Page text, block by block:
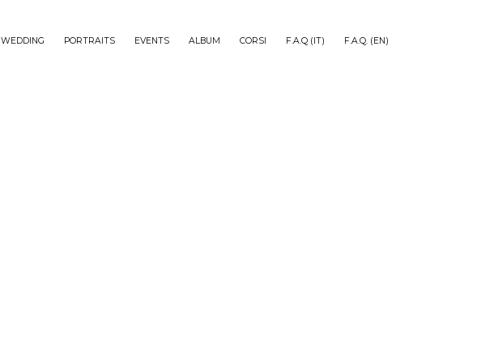
WEDDING PORTRAITS EVENTS ALBUM CORSI F.A.Q (IT) F.A.Q. (EN)